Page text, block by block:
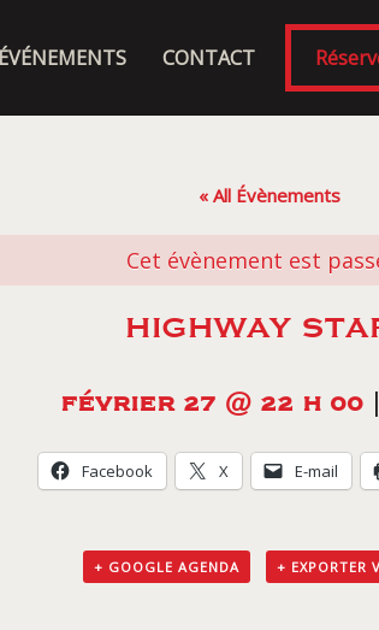
ÉVÉNEMENTS CONTACT
« All Évènements
Cet évènement est
HIGHWAY
FÉVRIER 27 @ 22 H 00 |
Facebook X E-mail
+ GOOGLE AGENDA + EXPORTER